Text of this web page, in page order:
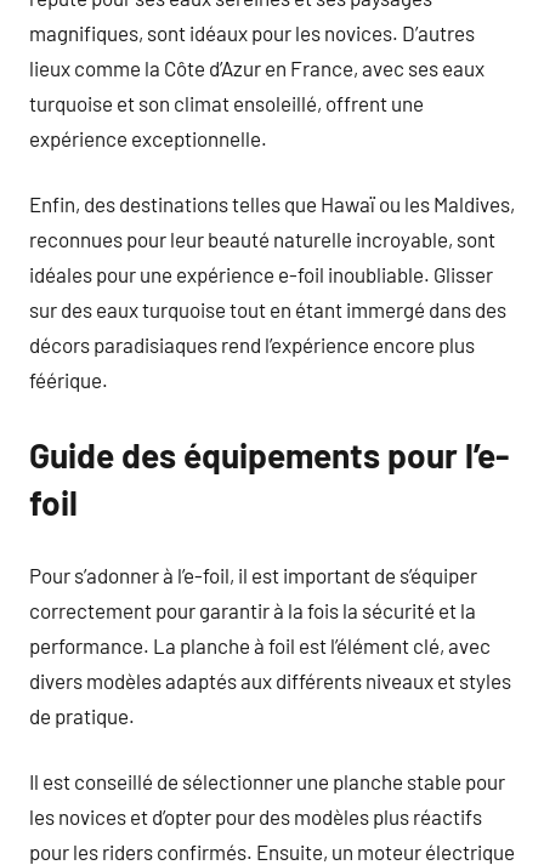
magnifiques, sont idéaux pour les novices. D’autres
lieux comme la Côte d’Azur en France, avec ses eaux
turquoise et son climat ensoleillé, offrent une
expérience exceptionnelle.
Enfin, des destinations telles que Hawaï ou les Maldives,
reconnues pour leur beauté naturelle incroyable, sont
idéales pour une expérience e-foil inoubliable. Glisser
sur des eaux turquoise tout en étant immergé dans des
décors paradisiaques rend l’expérience encore plus
féérique.
Guide des équipements pour l’e-
foil
Pour s’adonner à l’e-foil, il est important de s’équiper
correctement pour garantir à la fois la sécurité et la
performance. La planche à foil est l’élément clé, avec
divers modèles adaptés aux différents niveaux et styles
de pratique.
Il est conseillé de sélectionner une planche stable pour
les novices et d’opter pour des modèles plus réactifs
pour les riders confirmés. Ensuite, un moteur électrique